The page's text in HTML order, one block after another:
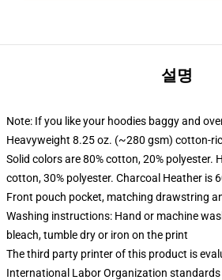
설명
Note: If you like your hoodies baggy and
Heavyweight 8.25 oz. (~280 gsm) cotton-
Solid colors are 80% cotton, 20% polyester.
cotton, 30% polyester. Charcoal Heather is
Front pouch pocket, matching drawstring
Washing instructions: Hand or machine
bleach, tumble dry or iron on the print
The third party printer of this product is
International Labor Organization standards